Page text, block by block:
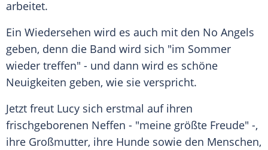
arbeitet.
Ein Wiedersehen wird es auch mit den No Angels
geben, denn die Band wird sich "im Sommer
wieder treffen" - und dann wird es schöne
Neuigkeiten geben, wie sie verspricht.
Jetzt freut Lucy sich erstmal auf ihren
frischgeborenen Neffen - "meine größte Freude" -,
ihre Großmutter, ihre Hunde sowie den Menschen,